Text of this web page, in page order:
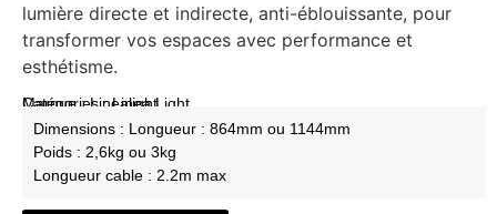
lumière directe et indirecte, anti-éblouissante, pour
transformer vos espaces avec performance et
esthétisme.
Marque : Linealight
Catégories :Linea Light
Dimensions : Longueur : 864mm ou 1144mm
Poids : 2,6kg ou 3kg
Longueur cable : 2.2m max